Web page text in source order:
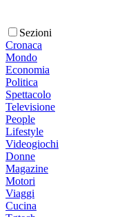
Sezioni
Cronaca
Mondo
Economia
Politica
Spettacolo
Televisione
People
Lifestyle
Videogiochi
Donne
Magazine
Motori
Viaggi
Cucina